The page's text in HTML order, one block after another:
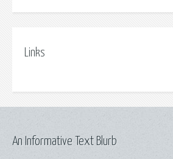
Links
An Informative Text Blurb